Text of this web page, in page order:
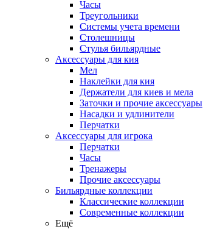
Часы
Треугольники
Системы учета времени
Столешницы
Стулья бильярдные
Аксессуары для кия
Мел
Наклейки для кия
Держатели для киев и мела
Заточки и прочие аксессуары
Насадки и удлинители
Перчатки
Аксессуары для игрока
Перчатки
Часы
Тренажеры
Прочие аксессуары
Бильярдные коллекции
Классические коллекции
Современные коллекции
Ещё